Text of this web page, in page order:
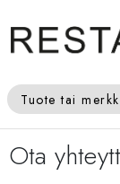
Tuote tai
Ota